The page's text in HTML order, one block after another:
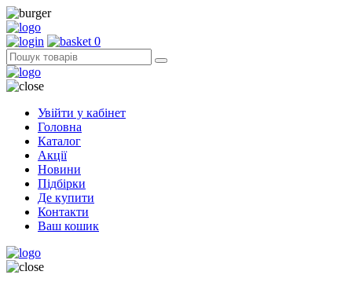
0
Увійти у кабінет
Головна
Каталог
Акції
Новини
Підбірки
Де купити
Контакти
Ваш кошик